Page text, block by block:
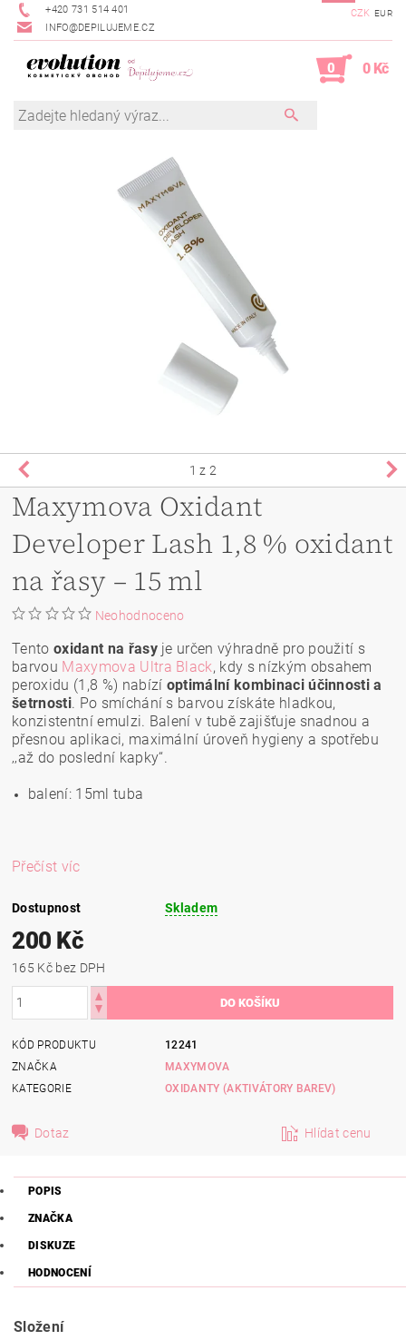
+420 731 514 401
INFO@DEPILUJEME.CZ
CZK EUR
0 0 Kč
1 z 2
Maxymova Oxidant
Developer Lash 1,8 % oxidant
na řasy – 15 ml
Neohodnoceno
Tentooxidant na řasyje určen výhradně pro použití s
barvou Maxymova Ultra Black, kdy s nízkým obsahem
peroxidu (1,8 %) nabízí optimální kombinaci účinnosti a
šetrnosti. Po smíchání s barvou získáte hladkou,
konzistentní emulzi. Balení v tubě zajišťuje snadnou a
přesnou aplikaci, maximální úroveň hygieny a spotřebu
‚‚až do poslední kapky‘‘.
balení: 15ml tuba
Přečíst víc
Dostupnost Skladem
200 Kč
165 Kč bez DPH
KÓD PRODUKTU
12241
ZNAČKA
MAXYMOVA
KATEGORIE
OXIDANTY (AKTIVÁTORY BAREV)
Dotaz Hlídat cenu
POPIS
ZNAČKA
DISKUZE
HODNOCENÍ
Složení